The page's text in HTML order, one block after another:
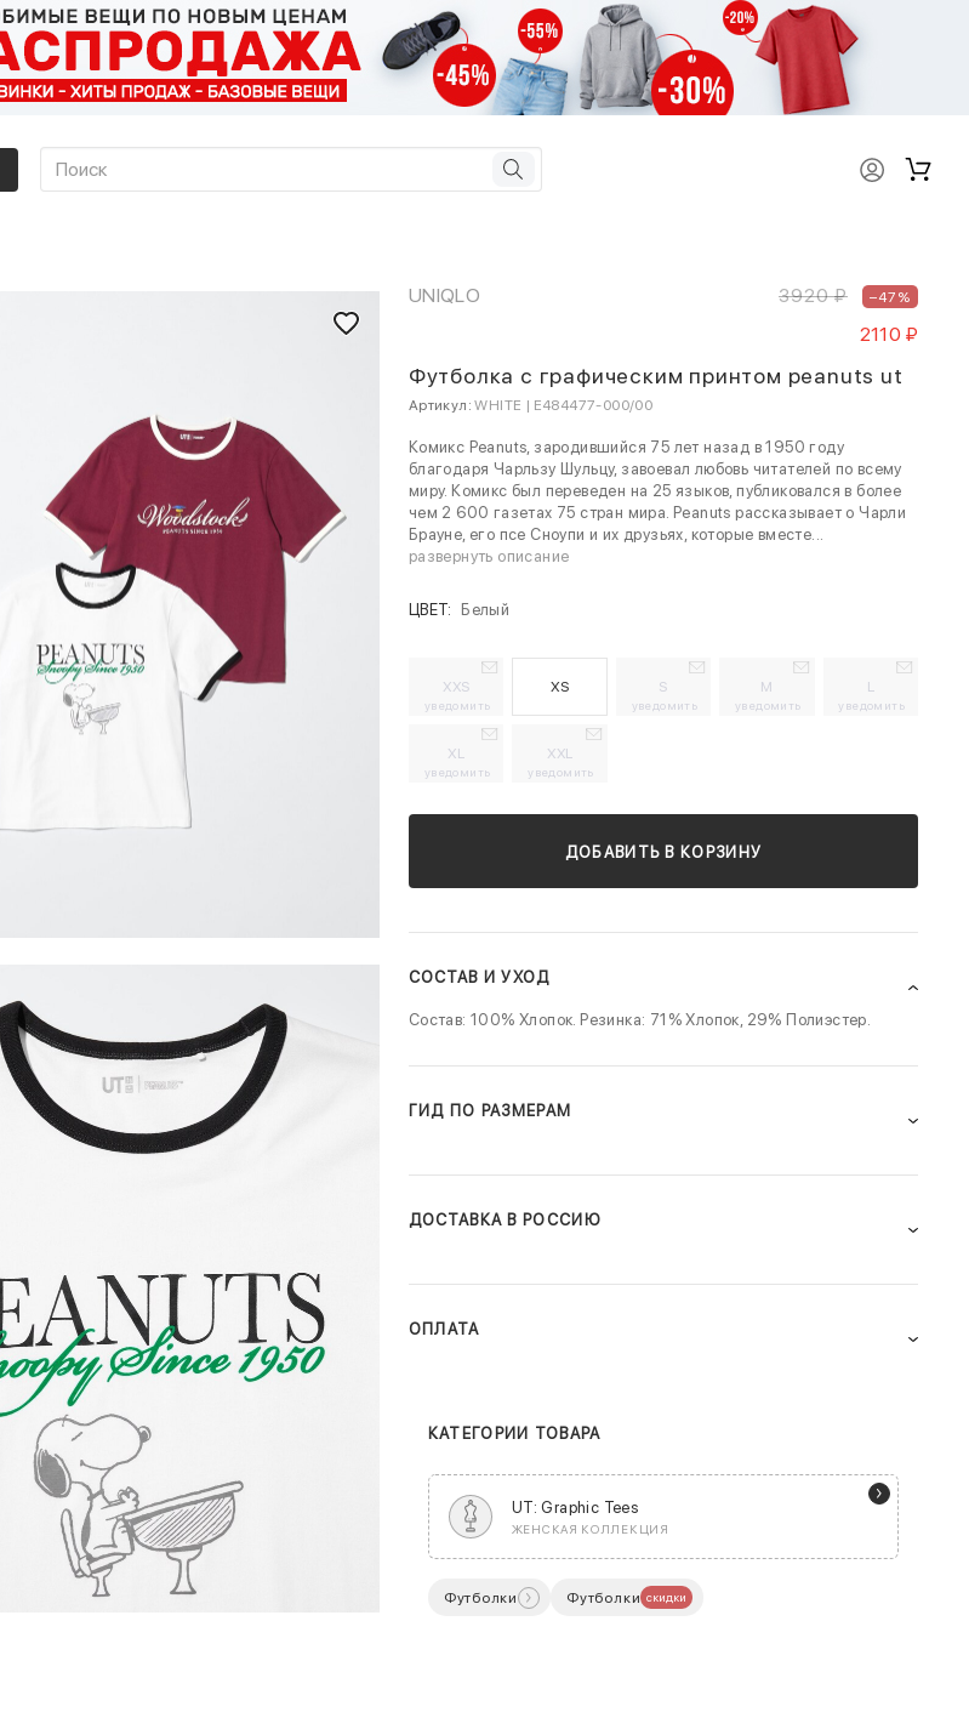
UNIQLO 3920 ₽ –47%
2110 ₽
Футболка с графическим принтом peanuts ut
Артикул: WHITE | E484477-000/00
Комикс Peanuts, зародившийся 75 лет назад в 1950 году
благодаря Чарльзу Шульцу, завоевал любовь читателей по всему
миру. Комикс был переведен на 25 языков, публиковался в более
чем 2 600 газетах 75 стран мира. Peanuts рассказывает о Чарли
Брауне, его псе Сноупи и их друзьях, которые вместе...
развернуть описание
ЦВЕТ: Белый
XXS
уведомить
XS S
уведомить
M
уведомить
L
уведомить
XL
уведомить
XXL
уведомить
ДОБАВИТЬ В КОРЗИНУ
СОСТАВ И УХОД
Состав: 100% Хлопок. Резинка: 71% Хлопок, 29% Полиэстер.
ГИД ПО РАЗМЕРАМ
ДОСТАВКА В РОССИЮ
ОПЛАТА
КАТЕГОРИИ ТОВАРА
UT: Graphic Tees
ЖЕНСКАЯ КОЛЛЕКЦИЯ
Футболки Футболки скидки